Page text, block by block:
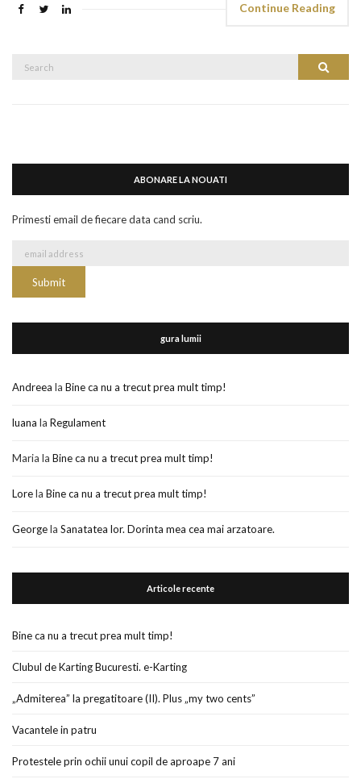
Continue Reading
Search
ABONARE LA NOUATI
Primesti email de fiecare data cand scriu.
gura lumii
Andreea la Bine ca nu a trecut prea mult timp!
luana la Regulament
Maria la Bine ca nu a trecut prea mult timp!
Lorela Bine ca nu a trecut prea mult timp!
Georgela Sanatatea lor. Dorinta mea cea mai arzatoare.
Articole recente
Bine ca nu a trecut prea mult timp!
Clubul de Karting Bucuresti. e-Karting
„Admiterea” la pregatitoare (II). Plus „my two cents”
Vacantele in patru
Protestele prin ochii unui copil de aproape 7 ani